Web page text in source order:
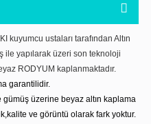
kuyumcu ustaları tarafından Altın
ile yapılarak üzeri son teknoloji
RODYUM kaplanmaktadır.
garantilidir.
gümüş üzerine beyaz altın kaplama
ve görüntü olarak fark yoktur.